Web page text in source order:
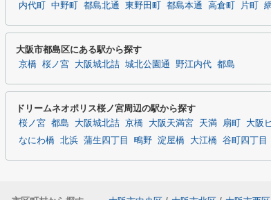
内代町 中野町 都島北通 東野田町 都島本通 高倉町 片町
大阪市都島区にある駅から探す
京橋 桜ノ宮 大阪城北詰 城北公園通 野江内代 都島
ドリームネオポリス桜ノ宮周辺の駅から探す
桜ノ宮 都島 大阪城北詰 京橋 大阪天満宮 天満 扇町 大阪
なにわ橋 北浜 蒲生四丁目 鴫野 淀屋橋 大江橋 谷町四丁目